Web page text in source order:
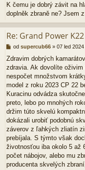
s
p
ě
v
K čemu je dobrý závit na
doplněk zbraně ne? Jsem
Re: Grand Power K22
P
í
s
p
ě
e
k
od supercub66 » 07 led
Zdravim dobrých
zdravia. Ak dovolíte
nespočet množstvom
model z roku 2023 CP 22
Kuracinu odvádza
preto, lebo po mnohých
držim túto skvelú
dokázali urobiť podobnú
záverov z ľahkých zliatín
prebíjala. S týmto však
životnosťou iba okolo 5 až
počet nábojov, alebo mu
producenta skvelých